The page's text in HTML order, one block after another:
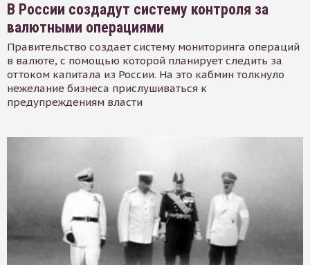
В России создадут систему контроля за
валютными операциями
Правительство создает систему мониторинга операций
в валюте, с помощью которой планирует следить за
оттоком капитала из России. На это кабмин толкнуло
нежелание бизнеса прислушиваться к
предупреждениям власти